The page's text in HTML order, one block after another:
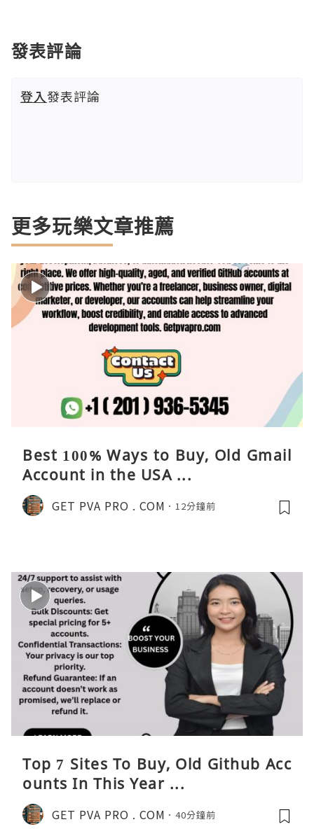
發表評論
登入發表評論
更多玩樂文章推薦
Best 100% Ways to Buy, Old Gmail
Account in the USA ...
GET PVA PRO . COM 12分鐘前
Top 7 Sites To Buy, Old Github Acc
ounts In This Year ...
GET PVA PRO . COM 40分鐘前